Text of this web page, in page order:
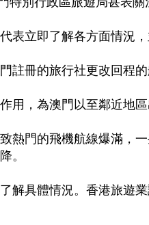
立即了解各方面情況，
註冊的旅行社更改回程
，為澳門以至鄰近地區
熱門的飛機航線爆滿，
。
解具體情況。香港旅遊